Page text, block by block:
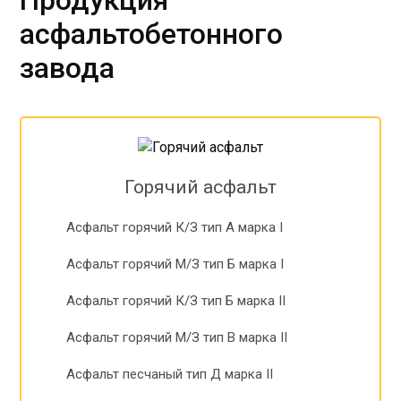
асфальтобетонного
завода
Горячий асфальт
Асфальт горячий К/З тип А марка I
Асфальт горячий М/З тип Б марка I
Асфальт горячий К/З тип Б марка II
Асфальт горячий М/З тип В марка II
Асфальт песчаный тип Д марка II